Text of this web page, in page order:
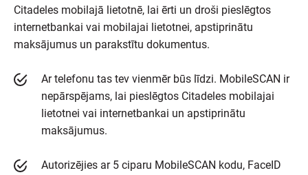
Citadeles mobilajā lietotnē, lai ērti un droši pieslēgtos
internetbankai vai mobilajai lietotnei, apstiprinātu
maksājumus un parakstītu dokumentus.
Ar telefonu tas tev vienmēr būs līdzi. MobileSCAN ir
nepārspējams, lai pieslēgtos Citadeles mobilajai
lietotnei vai internetbankai un apstiprinātu
maksājumus.
Autorizējies ar 5 ciparu MobileSCAN kodu, FaceID